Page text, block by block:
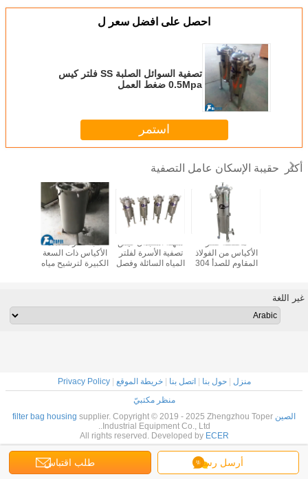
احصل على افضل سعر ل
تصفية السوائل الصلبة SS فلتر كيس
0.5Mpa ضغط العمل
استمر
أكثر حقيبة الإسكان عامل التصفية
علبة فلتر متعددة
الأكياس ذات السعة
الكبيرة لترشيح مياه
سهلة استبدال كيس
تصفية الأسرة لفلتر
المياه السائلة وفصل
محفظة فلتر
الأكياس من الفولاذ
المقاوم للصدأ 304
أرسل رسالة طلب اقتباس
غير اللغة
منزل |حول بنا |اتصل بنا |خريطة الموقع |
Privacy Policy
منظر مكتبيّ
الصين filter bag housing supplier. Copyright © 2019 - 2025 Zhengzhou Toper
Industrial Equipment Co., Ltd..
All rights reserved. Developed by ECER